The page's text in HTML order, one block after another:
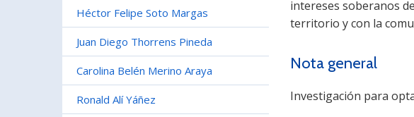
Héctor Felipe Soto Margas
Juan Diego Thorrens Pineda
Carolina Belén Merino Araya
Ronald Alí Yáñez
intereses soberanos
territorio y con la
Nota general
Investigación para